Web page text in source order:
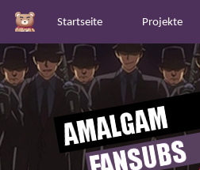
Startseite Projekte